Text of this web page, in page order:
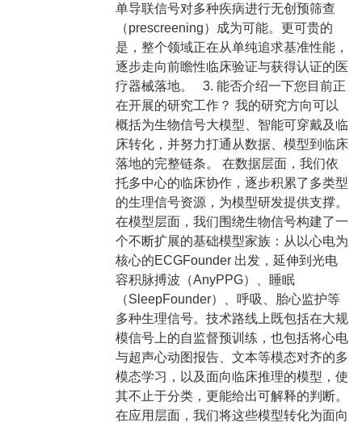
单导联信号对多种疾病进行无创预筛查
（prescreening）成为可能。更可贵的
是，整个领域正在从单纯追求基准性能，
逐步走向前瞻性临床验证与获得认证的医
疗器械落地。 3. 能否介绍一下您目前正
在开展的研究工作？ 我的研究方向可以
概括为生物信号大模型、智能可穿戴及临
床转化，并努力打通从数据、模型到临床
落地的完整链条。 在数据层面，我们依
托多中心的临床协作，逐步积累了多类型
的生理信号资源，为模型研发提供支撑。
在模型层面，我们围绕生物信号构建了一
个不断扩展的基础模型家族：从以心电为
核心的ECGFounder 出发，延伸到光电
容积脉搏波（AnyPPG）、睡眠
（SleepFounder）、呼吸、胎心监护等
多种生理信号。技术路线上既包括在大规
模信号上的自监督预训练，也包括将心电
与超声心动图报告、文本等模态对齐的多
模态学习，以及面向临床推理的模型，使
其不止于分类，更能给出可解释的判断。
在应用层面，我们将这些模型转化为面向